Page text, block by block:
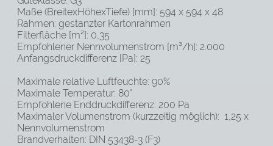
Maße (BreitexHöhexTiefe) [mm]: 594 x 594 x 48
Rahmen: gestanzter Kartonrahmen
Filterfläche [m²]: 0,35
Empfohlener Nennvolumenstrom [m³/h]: 2.000
Anfangsdruckdifferenz [Pa]: 25
Maximale relative Luftfeuchte: 90%
Maximale Temperatur: 80°
Empfohlene Enddruckdifferenz: 200 Pa
Maximaler Volumenstrom (kurzzeitig möglich): 1,25 x
Nennvolumenstrom
Brandverhalten: DIN 53438-3 (F3)